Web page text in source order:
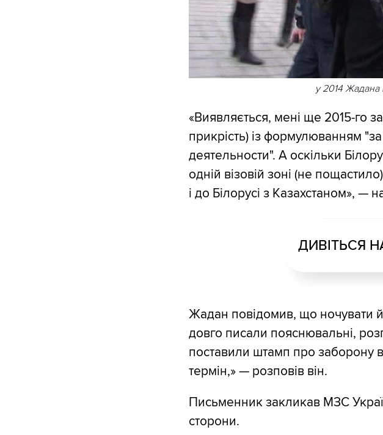
у 2014 Жадана
«Виявляється, мені ще 2015-го
прикрість) із формулюванням
деятельности". А оскільки
одній візовій зоні (не
і до Білорусі з Казахстаном», —
ДИВІТЬСЯ
Жадан повідомив, що ночувати
довго писали пояснювальні,
поставили штамп про заборону
термін,» — розповів він.
Письменник закликав МЗС
сторони.